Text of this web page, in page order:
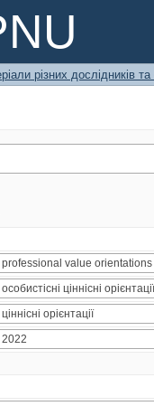
різних дослідників та